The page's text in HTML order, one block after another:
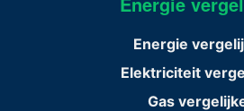
Energie
Elektriciteit
Gas